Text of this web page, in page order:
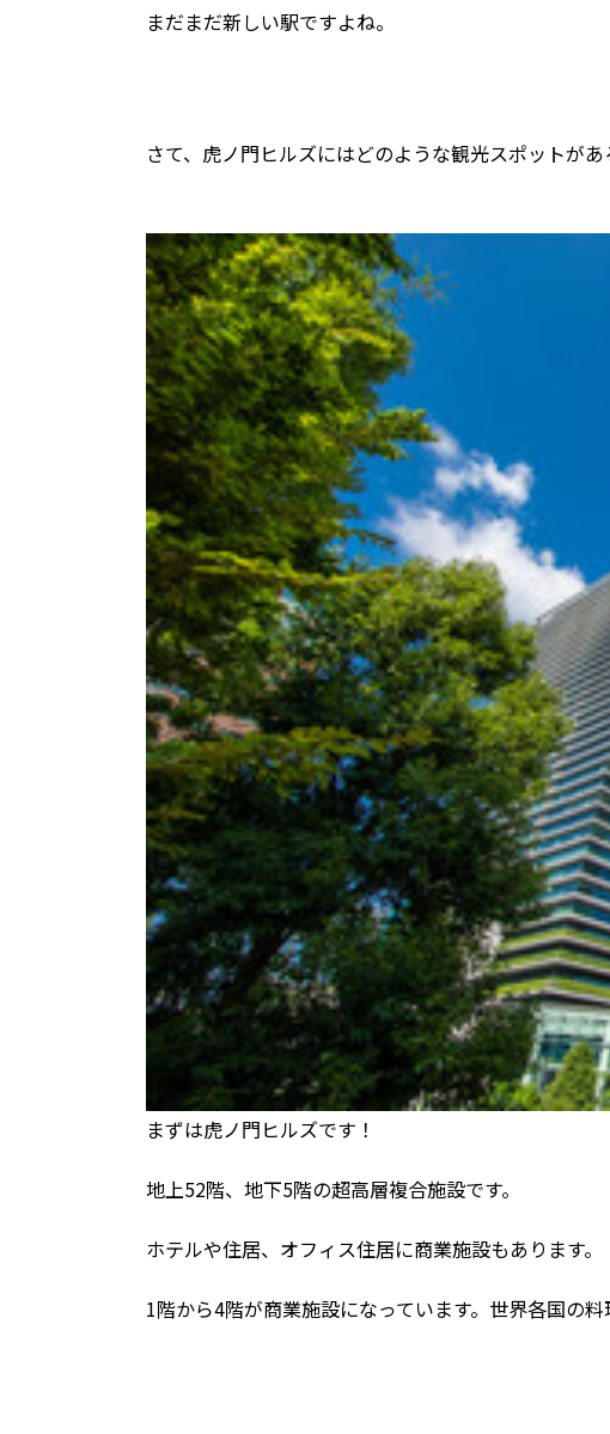
まだまだ新しい駅ですよね。
さて、虎ノ門ヒルズにはどのような観光スポットがあ
まずは虎ノ門ヒルズです！
地上52階、地下5階の超高層複合施設です。
ホテルや住居、オフィス住居に商業施設もあります。
1階から4階が商業施設になっています。世界各国の